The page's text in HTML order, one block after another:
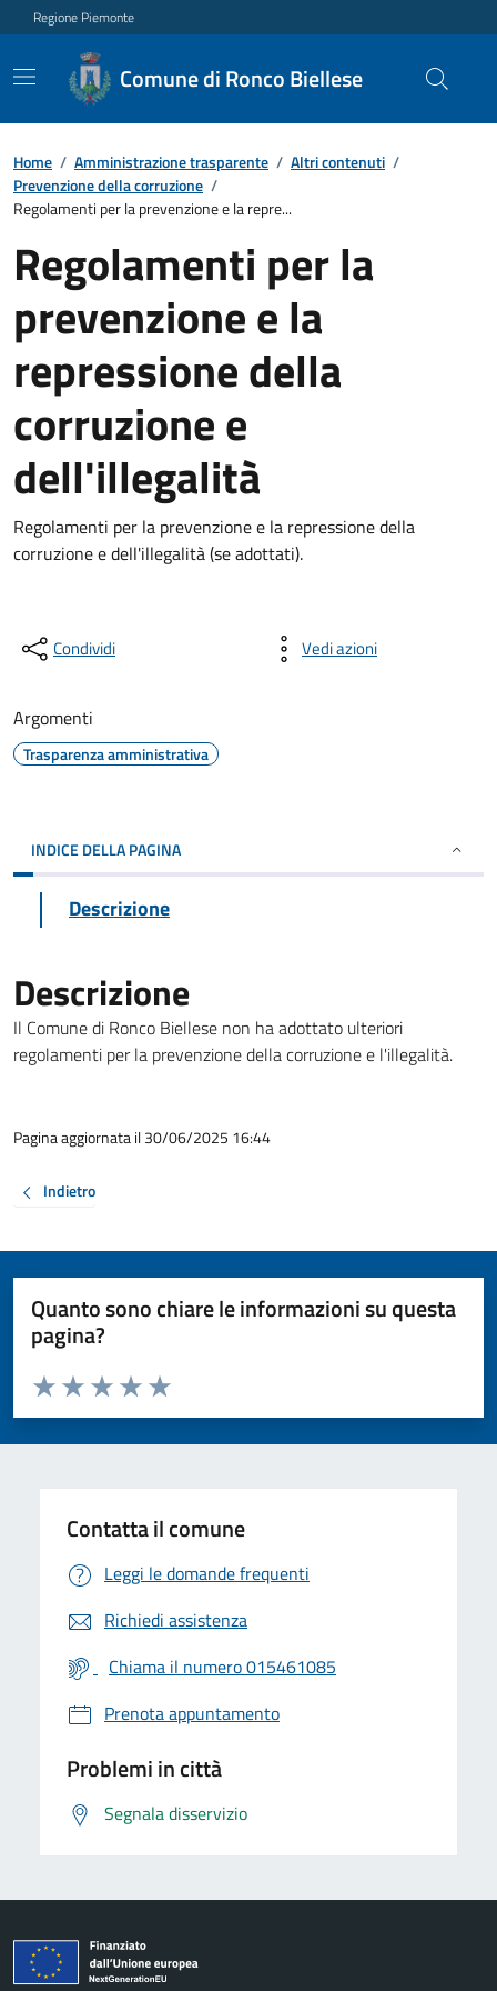
Regione Piemonte
Comune di Ronco Biellese
Home / Amministrazione trasparente / Altri contenuti /
Prevenzione della corruzione /
Regolamenti per la prevenzione e la repre...
Regolamenti per la
prevenzione e la
repressione della
corruzione e
dell'illegalità
Regolamenti per la prevenzione e la repressione della
corruzione e dell'illegalità (se adottati).
Condividi Vedi azioni
Argomenti
Trasparenza amministrativa
INDICE DELLA PAGINA
Descrizione
Descrizione
Il Comune di Ronco Biellese non ha adottato ulteriori
regolamenti per la prevenzione della corruzione e l'illegalità.
Pagina aggiornata il 30/06/2025 16:44
Indietro
Quanto sono chiare le informazioni su questa
pagina?
Valuta da 1 a 5 stelle la pagina
Valuta 5 stelle su 5
Valuta 4 stelle su 5
Valuta 3 stelle su 5
Valuta 2 stelle su 5
Valuta 1 stelle su 5
Contatta il comune
Leggi le domande frequenti
Richiedi assistenza
Chiama il numero 015461085
Prenota appuntamento
Problemi in città
Segnala disservizio